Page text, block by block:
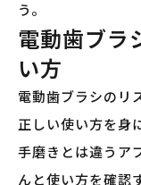
う。
電動歯ブラ
い方
電動歯ブラシのリ
正しい使い方を身
手磨きとは違うア
んと使い方を確認